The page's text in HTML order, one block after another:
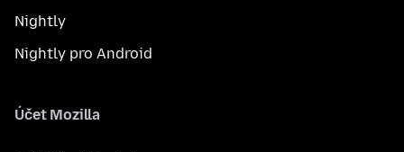
Nightly
Nightly pro Android
Účet Mozilla